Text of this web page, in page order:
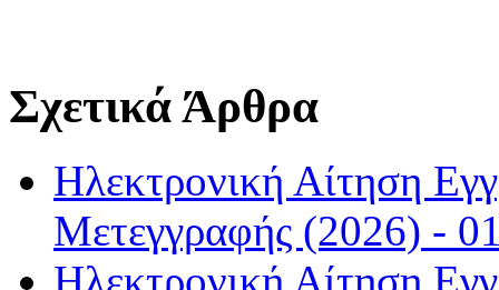
Σχετικά Άρθρα
Ηλεκτρονική Αίτηση
Μετεγγραφής (2026) -
Ηλεκτρονική Αίτηση